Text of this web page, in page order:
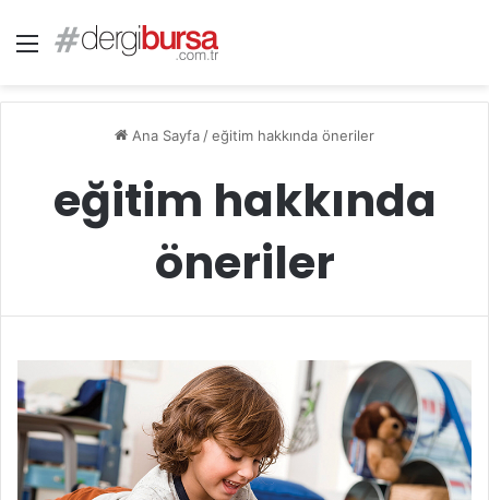
Menü
Ana Sayfa /eğitim hakkında öneriler
eğitim hakkında
öneriler